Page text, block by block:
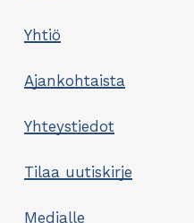
Yhtiö
Ajankohtaista
Yhteystiedot
Tilaa uutiskirje
Medialle